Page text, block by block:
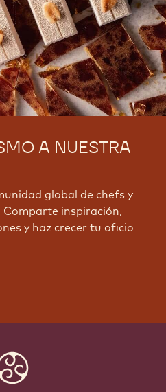
A NUESTRA
global de chefs y
inspiración,
y haz crecer tu oficio